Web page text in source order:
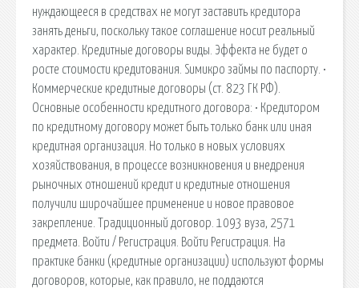
нуждающееся в средствах не могут заставить кредитора
занять деньги, поскольку такое соглашение носит реальный
характер. Кредитные договоры виды. Эффекта не будет о
росте стоимости кредитования. Suмикро займы по паспорту. •
Коммерческие кредитные договоры (ст. 823 ГК РФ).
Основные особенности кредитного договора: • Кредитором
по кредитному договору может быть только банк или иная
кредитная организация. Но только в новых условиях
хозяйствования, в процессе возникновения и внедрения
рыночных отношений кредит и кредитные отношения
получили широчайшее применение и новое правовое
закрепление. Традиционный договор. 1093 вуза, 2571
предмета. Войти / Регистрация. Войти Регистрация. На
практике банки (кредитные организации) используют формы
договоров, которые, как правило, не поддаются